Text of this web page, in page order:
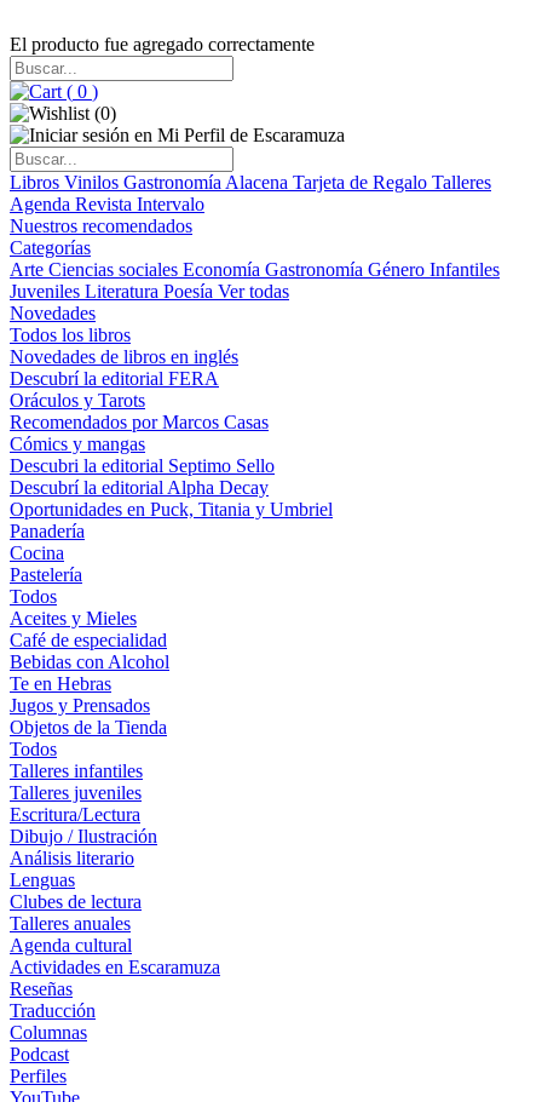
El producto fue agregado correctamente
( 0 )
(0)
Libros Vinilos Gastronomía Alacena Tarjeta de Regalo Talleres
Agenda Revista Intervalo
Nuestros recomendados
Categorías
Arte Ciencias sociales Economía Gastronomía Género Infantiles
Juveniles Literatura Poesía Ver todas
Novedades
Todos los libros
Novedades de libros en inglés
Descubrí la editorial FERA
Oráculos y Tarots
Recomendados por Marcos Casas
Cómics y mangas
Descubri la editorial Septimo Sello
Descubrí la editorial Alpha Decay
Oportunidades en Puck, Titania y Umbriel
Panadería
Cocina
Pastelería
Todos
Aceites y Mieles
Café de especialidad
Bebidas con Alcohol
Te en Hebras
Jugos y Prensados
Objetos de la Tienda
Todos
Talleres infantiles
Talleres juveniles
Escritura/Lectura
Dibujo / Ilustración
Análisis literario
Lenguas
Clubes de lectura
Talleres anuales
Agenda cultural
Actividades en Escaramuza
Reseñas
Traducción
Columnas
Podcast
Perfiles
YouTube